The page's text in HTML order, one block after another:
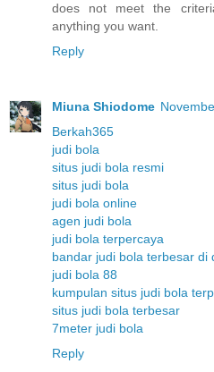
does not meet the
anything you want.
Reply
Miuna Shiodome
Berkah365
judi bola
situs judi bola resmi
situs judi bola
judi bola online
agen judi bola
judi bola terpercaya
bandar judi bola terbesar di
judi bola 88
kumpulan situs judi bola
situs judi bola terbesar
7meter judi bola
Reply